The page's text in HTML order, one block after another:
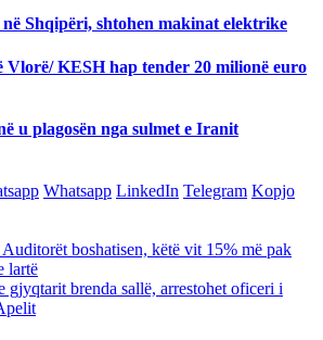
Shqipëri, shtohen makinat elektrike
Vlorë/ KESH hap tender 20 milionë euro
u plagosën nga sulmet e Iranit
Whatsapp LinkedIn Telegram Kopjo
Auditorët boshatisen, këtë vit 15% më pak
lartë
gjyqtarit brenda sallë, arrestohet oficeri i